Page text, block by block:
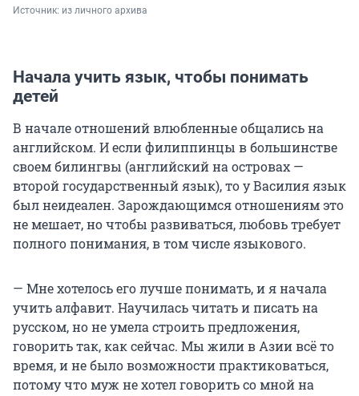
Источник: из личного архива
Начала учить язык, чтобы понимать
детей
В начале отношений влюбленные общались на
английском. И если филиппинцы в большинстве
своем билингвы (английский на островах —
второй государственный язык), то у Василия язык
был неидеален. Зарождающимся отношениям это
не мешает, но чтобы развиваться, любовь требует
полного понимания, в том числе языкового.
— Мне хотелось его лучше понимать, и я начала
учить алфавит. Научилась читать и писать на
русском, но не умела строить предложения,
говорить так, как сейчас. Мы жили в Азии всё то
время, и не было возможности практиковаться,
потому что муж не хотел говорить со мной на